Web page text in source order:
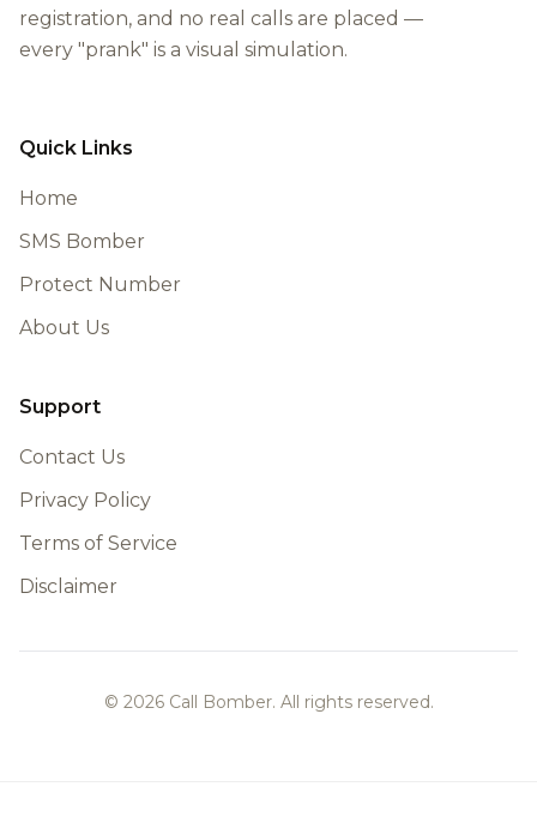
registration, and no real calls are placed —
every "prank" is a visual simulation.
Quick Links
Home
SMS Bomber
Protect Number
About Us
Support
Contact Us
Privacy Policy
Terms of Service
Disclaimer
© 2026 Call Bomber. All rights reserved.